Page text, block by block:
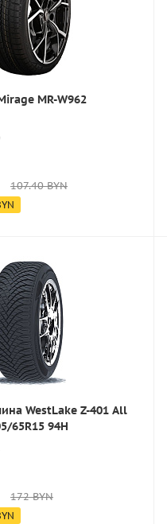
MR-W962
107.40BYN
WestLake Z-401 All
65R15 94H
172BYN